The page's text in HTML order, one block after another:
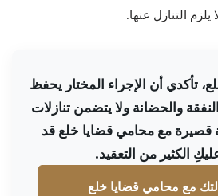
التنازل عنها.
تأكدي أن الإجراء المختار يحفظ
والحضانة ولا يتضمن تنازلات
قصيرة مع محامي قضايا خلع قد
الكثير من التعقيد.
مع محامي قضايا خلع